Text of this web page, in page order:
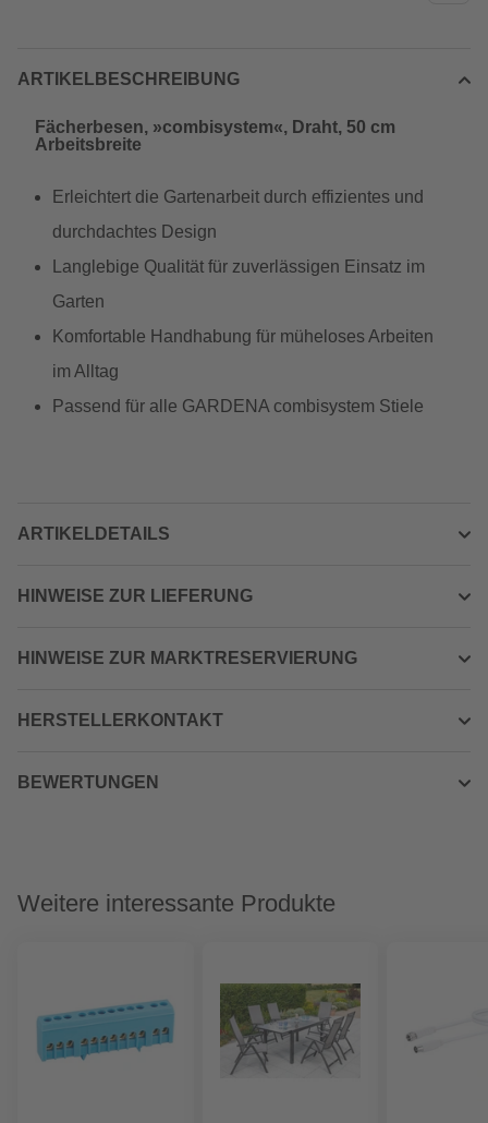
ARTIKELBESCHREIBUNG
Fächerbesen, »combisystem«, Draht, 50 cm
Arbeitsbreite
Erleichtert die Gartenarbeit durch effizientes und
durchdachtes Design
Langlebige Qualität für zuverlässigen Einsatz im
Garten
Komfortable Handhabung für müheloses Arbeiten
im Alltag
Passend für alle GARDENA combisystem Stiele
ARTIKELDETAILS
HINWEISE ZUR LIEFERUNG
HINWEISE ZUR MARKTRESERVIERUNG
HERSTELLERKONTAKT
BEWERTUNGEN
Weitere interessante Produkte